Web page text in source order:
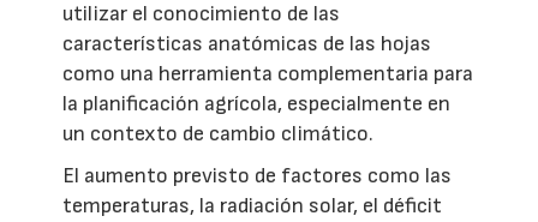
utilizar el conocimiento de las
características anatómicas de las hojas
como una herramienta complementaria para
la planificación agrícola, especialmente en
un contexto de cambio climático.
El aumento previsto de factores como las
temperaturas, la radiación solar, el déficit